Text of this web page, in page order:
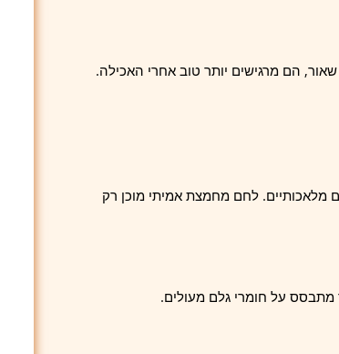
הם מרגישים יותר טוב אחרי האכילה.
מלאכותיים. לחם מחמצת אמיתי מוכן רק
מתבסס על חומרי גלם מעולים.